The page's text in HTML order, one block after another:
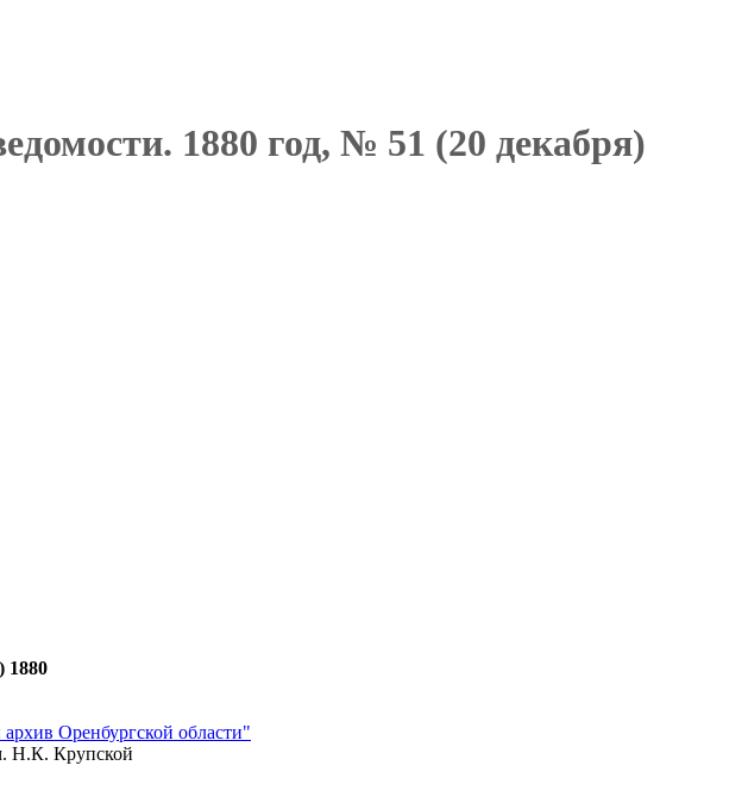
1880 год, № 51 (20 декабря)
1880
Оренбургской области"
Н.К. Крупской